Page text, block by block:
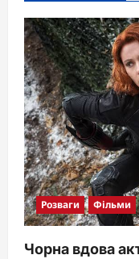
a
t
i
o
n
Розваги Фільми
Чорна вдова